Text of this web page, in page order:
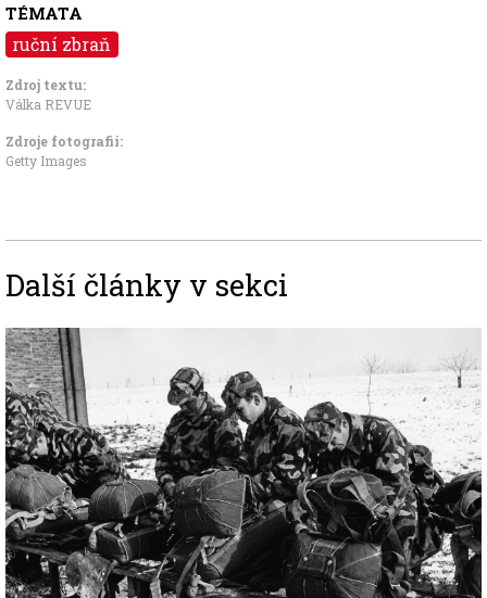
TÉMATA
ruční zbraň
Zdroj textu:
Válka REVUE
Zdroje fotografii:
Getty Images
Další články v sekci
Image